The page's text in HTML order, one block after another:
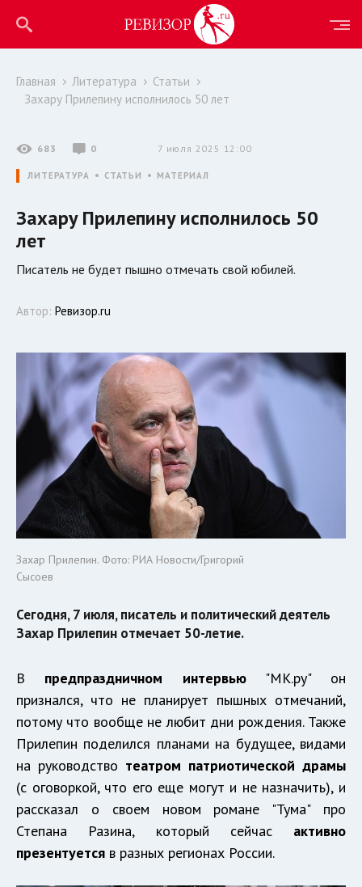
Главная Литература
Статьи
Захару Прилепину исполнилось 50 лет
683 0 7 июля 2025 12:00
ЛИТЕРАТУРА СТАТЬИ МАТЕРИАЛ
Захару Прилепину исполнилось 50
лет
Писатель не будет пышно отмечать свой юбилей.
Автор: Ревизор.ru
Захар Прилепин. Фото: РИА Новости/Григорий
Сысоев
Сегодня, 7 июля, писатель и политический деятель
Захар Прилепин отмечает 50-летие.
В предпраздничном интервью"МК.ру" он
признался, что не планирует пышных отмечаний,
потому что вообще не любит дни рождения. Также
Прилепин поделился планами на будущее, видами
на руководство театром патриотической драмы
(с оговоркой, что его еще могут и не назначить), и
рассказал о своем новом романе "Тума" про
Степана Разина, который сейчас активно
презентуется в разных регионах России.